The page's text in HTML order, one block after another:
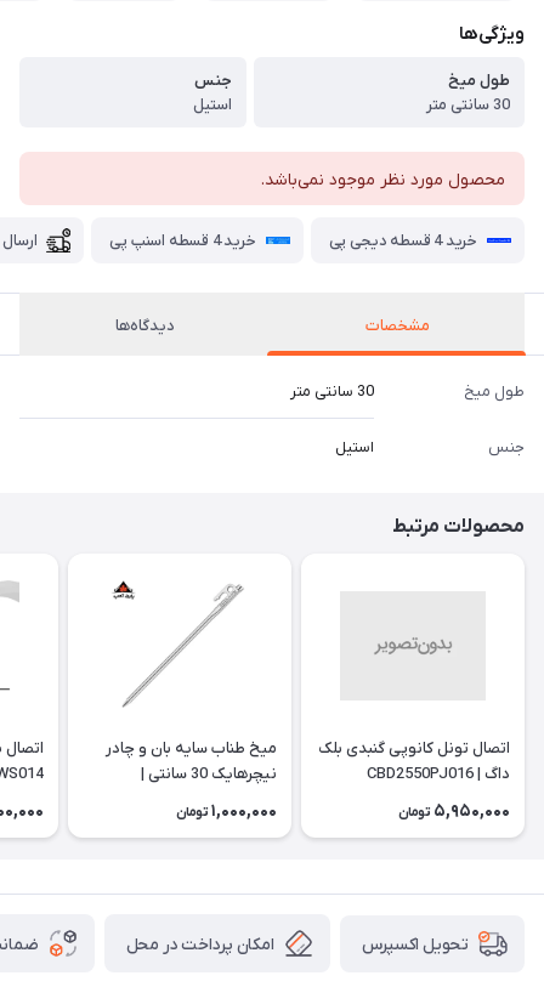
ویژگی‌ها
طول میخ
30 سانتی متر
جنس
استیل
محصول مورد نظر موجود نمی‌باشد.
خرید 4 قسطه دیجی پی خرید 4 قسطه اسنپ پی
مشخصات دیدگاه‌ها
طول میخ 30 سانتی متر
جنس استیل
محصولات مرتبط
اتصال تونل کانوپی گنبدی بلک
داگ | CBD2550PJ016
5,950,000 تومان
میخ طناب سایه بان و چادر
نیچرهایک 30 سانتی |
NH19PJ014
1,000,000 تومان
تحویل اکسپرس امکان پرداخت در محل